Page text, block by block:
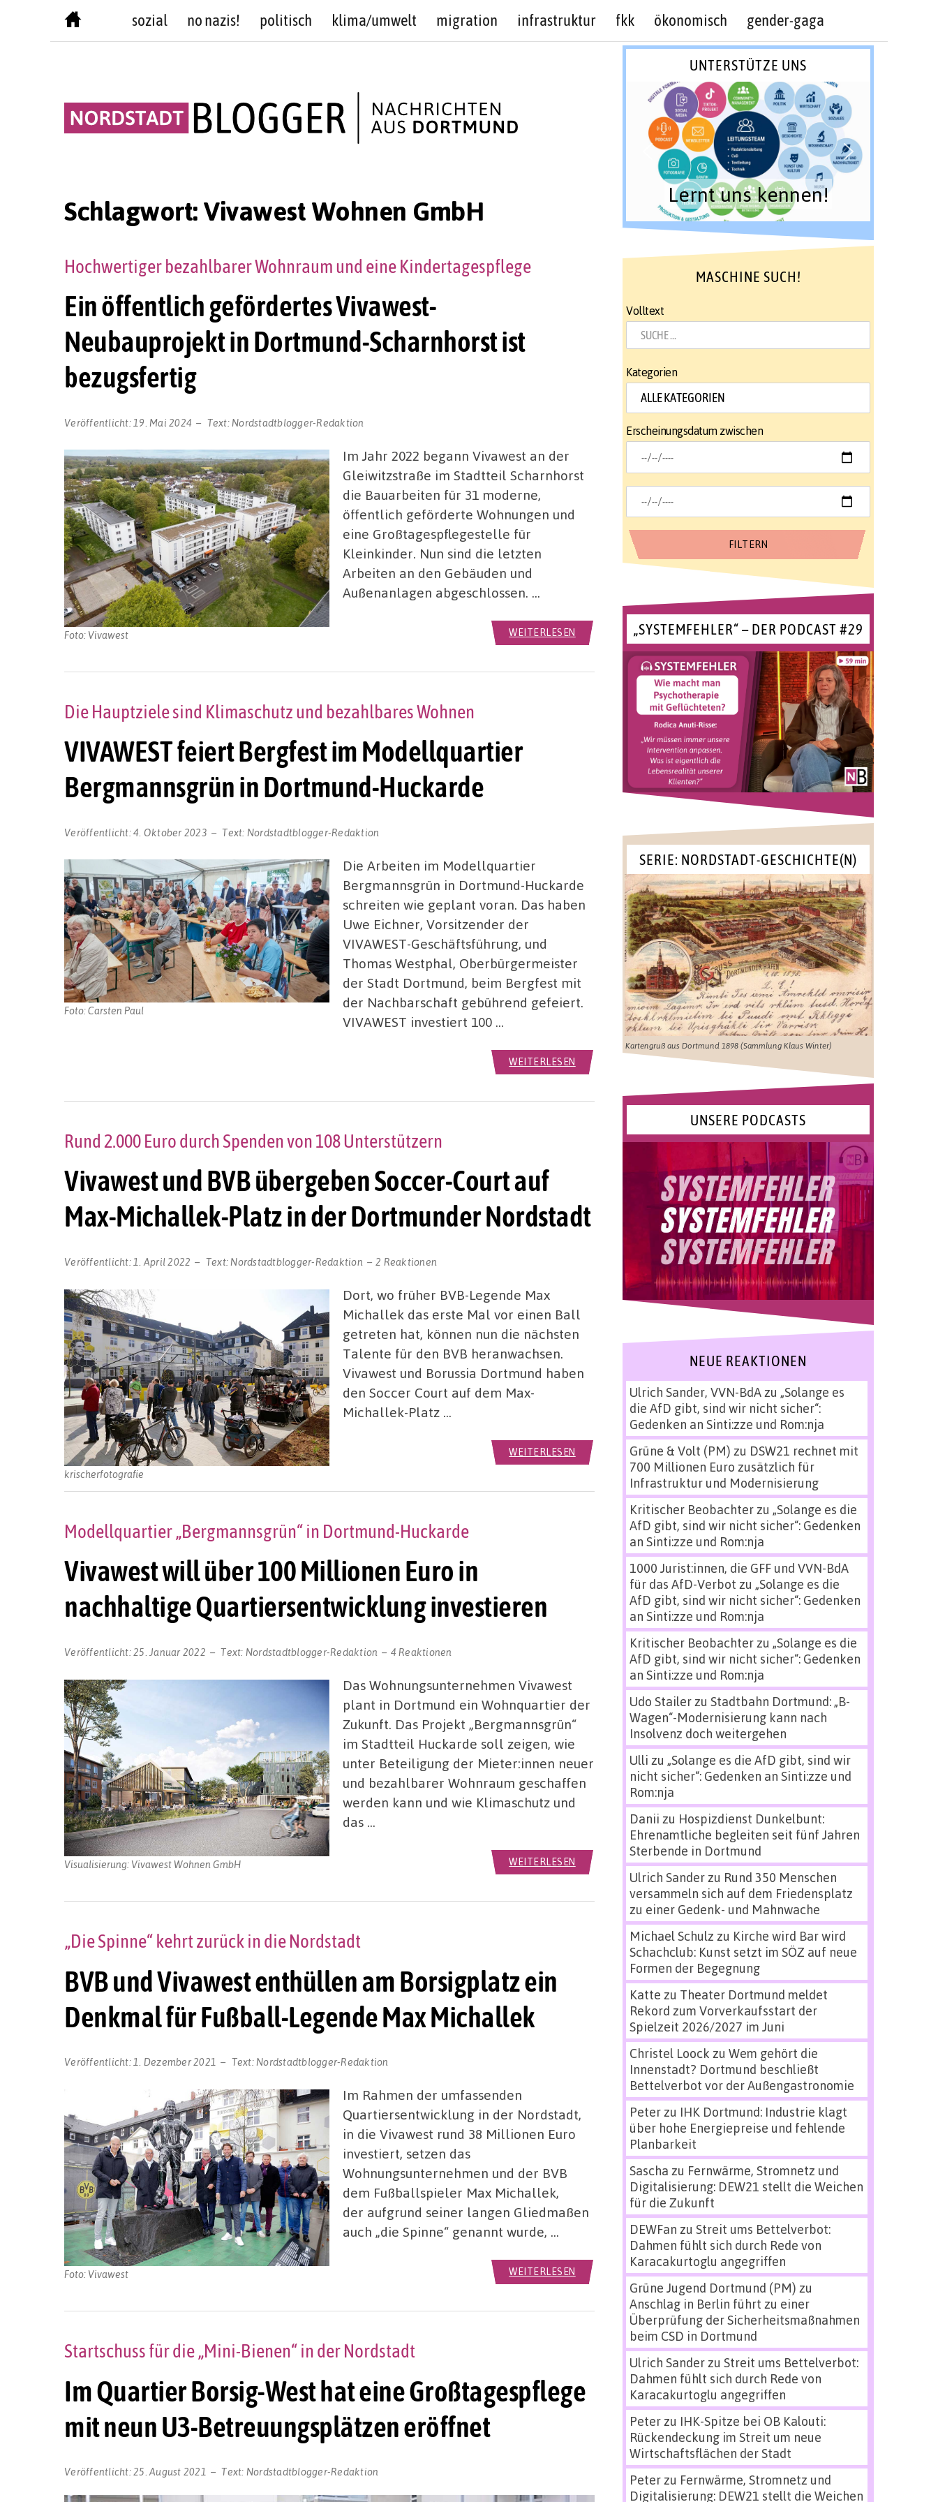
sozial no nazis! politisch klima/umwelt migration infrastruktur fkk ökonomisch gender-gaga
Schlagwort:Vivawest Wohnen GmbH
Ein öffentlich gefördertes Vivawest-
Neubauprojekt in Dortmund-Scharnhorst ist
bezugsfertig
Hochwertiger bezahlbarer Wohnraum und eine Kindertagespflege
Veröffentlicht: 19. Mai 2024 Text: Nordstadtblogger-Redaktion
Foto: Vivawest
Im Jahr 2022 begann Vivawest an der
Gleiwitzstraße im Stadtteil Scharnhorst
die Bauarbeiten für 31 moderne,
öffentlich geförderte Wohnungen und
eine Großtagespflegestelle für
Kleinkinder. Nun sind die letzten
Arbeiten an den Gebäuden und
Außenanlagen abgeschlossen. …
WEITERLESEN
VIVAWEST feiert Bergfest im Modellquartier
Bergmannsgrün in Dortmund-Huckarde
Die Hauptziele sind Klimaschutz und bezahlbares Wohnen
Veröffentlicht:4. Oktober 2023 Text: Nordstadtblogger-Redaktion
Foto: Carsten Paul
Die Arbeiten im Modellquartier
Bergmannsgrün in Dortmund-Huckarde
schreiten wie geplant voran. Das haben
Uwe Eichner, Vorsitzender der
VIVAWEST-Geschäftsführung, und
Thomas Westphal, Oberbürgermeister
der Stadt Dortmund, beim Bergfest mit
der Nachbarschaft gebührend gefeiert.
VIVAWEST investiert 100 …
WEITERLESEN
Vivawest und BVB übergeben Soccer-Court auf
Max-Michallek-Platz in der Dortmunder Nordstadt
Rund 2.000 Euro durch Spenden von 108 Unterstützern
Veröffentlicht: 1. April 2022 Text: Nordstadtblogger-Redaktion 2 Reaktionen
krischerfotografie
Dort, wo früher BVB-Legende Max
Michallek das erste Mal vor einen Ball
getreten hat, können nun die nächsten
Talente für den BVB heranwachsen.
Vivawest und Borussia Dortmund haben
den Soccer Court auf dem Max-
Michallek-Platz …
WEITERLESEN
Vivawest will über 100 Millionen Euro in
nachhaltige Quartiersentwicklung investieren
Modellquartier „Bergmannsgrün“ in Dortmund-Huckarde
Veröffentlicht:25. Januar 2022 Text: Nordstadtblogger-Redaktion 4 Reaktionen
Visualisierung: Vivawest Wohnen GmbH
Das Wohnungsunternehmen Vivawest
plant in Dortmund ein Wohnquartier der
Zukunft. Das Projekt „Bergmannsgrün“
im Stadtteil Huckarde soll zeigen, wie
unter Beteiligung der Mieter:innen neuer
und bezahlbarer Wohnraum geschaffen
werden kann und wie Klimaschutz und
das …
WEITERLESEN
BVB und Vivawest enthüllen am Borsigplatz ein
Denkmal für Fußball-Legende Max Michallek
„Die Spinne“ kehrt zurück in die Nordstadt
Veröffentlicht: 1. Dezember 2021 Text: Nordstadtblogger-Redaktion
Foto: Vivawest
Im Rahmen der umfassenden
Quartiersentwicklung in der Nordstadt,
in die Vivawest rund 38 Millionen Euro
investiert, setzen das
Wohnungsunternehmen und der BVB
dem Fußballspieler Max Michallek,
der aufgrund seiner langen Gliedmaßen
auch „die Spinne“ genannt wurde, …
WEITERLESEN
Im Quartier Borsig-West hat eine Großtagespflege
mit neun U3-Betreuungsplätzen eröffnet
Startschuss für die „Mini-Bienen“ in der Nordstadt
Veröffentlicht:25. August 2021 Text: Nordstadtblogger-Redaktion
UNTERSTÜTZE UNS
Lernt uns kennen!
MASCHINE SUCH!
Volltext
Kategorien
Erscheinungsdatum zwischen
„SYSTEMFEHLER“ – DER PODCAST #29
SERIE: NORDSTADT-GESCHICHTE(N)
Kartengruß aus Dortmund 1898 (Sammlung Klaus Winter)
UNSERE PODCASTS
NEUE REAKTIONEN
Ulrich Sander, VVN-BdAzu „Solange es
die AfD gibt, sind wir nicht sicher“:
Gedenken an Sinti:zze und Rom:nja
Grüne & Volt (PM) zu DSW21 rechnet mit
700 Millionen Euro zusätzlich für
Infrastruktur und Modernisierung
Kritischer Beobachterzu „Solange es die
AfD gibt, sind wir nicht sicher“: Gedenken
an Sinti:zze und Rom:nja
1000 Jurist:innen, die GFF und VVN-BdA
für das AfD-Verbot zu „Solange es die
AfD gibt, sind wir nicht sicher“: Gedenken
an Sinti:zze und Rom:nja
Kritischer Beobachterzu „Solange es die
AfD gibt, sind wir nicht sicher“: Gedenken
an Sinti:zze und Rom:nja
Udo Stailerzu Stadtbahn Dortmund: „B-
Wagen“-Modernisierung kann nach
Insolvenz doch weitergehen
Ulli zu „Solange es die AfD gibt, sind wir
nicht sicher“: Gedenken an Sinti:zze und
Rom:nja
Danii zu Hospizdienst Dunkelbunt:
Ehrenamtliche begleiten seit fünf Jahren
Sterbende in Dortmund
Ulrich Sanderzu Rund 350 Menschen
versammeln sich auf dem Friedensplatz
zu einer Gedenk- und Mahnwache
Michael Schulz zu Kirche wird Bar wird
Schachclub: Kunst setzt im SÖZ auf neue
Formen der Begegnung
Katte zu Theater Dortmund meldet
Rekord zum Vorverkaufsstart der
Spielzeit 2026/2027 im Juni
Christel Loock zu Wem gehört die
Innenstadt? Dortmund beschließt
Bettelverbot vor der Außengastronomie
Peterzu IHK Dortmund: Industrie klagt
über hohe Energiepreise und fehlende
Planbarkeit
Sascha zu Fernwärme, Stromnetz und
Digitalisierung: DEW21 stellt die Weichen
für die Zukunft
DEWFan zu Streit ums Bettelverbot:
Dahmen fühlt sich durch Rede von
Karacakurtoglu angegriffen
Grüne Jugend Dortmund (PM) zu
Anschlag in Berlin führt zu einer
Überprüfung der Sicherheitsmaßnahmen
beim CSD in Dortmund
Ulrich Sanderzu Streit ums Bettelverbot:
Dahmen fühlt sich durch Rede von
Karacakurtoglu angegriffen
Peterzu IHK-Spitze bei OB Kalouti:
Rückendeckung im Streit um neue
Wirtschaftsflächen der Stadt
Peterzu Fernwärme, Stromnetz und
Digitalisierung: DEW21 stellt die Weichen